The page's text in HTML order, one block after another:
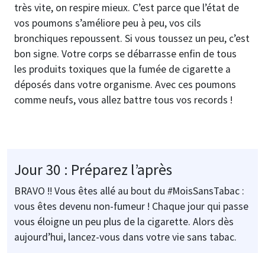
très vite, on respire mieux. C’est parce que l’état de
vos poumons s’améliore peu à peu, vos cils
bronchiques repoussent. Si vous toussez un peu, c’est
bon signe. Votre corps se débarrasse enfin de tous
les produits toxiques que la fumée de cigarette a
déposés dans votre organisme. Avec ces poumons
comme neufs, vous allez battre tous vos records !
Jour 30 : Préparez l’après
BRAVO !! Vous êtes allé au bout du #MoisSansTabac :
vous êtes devenu non-fumeur ! Chaque jour qui passe
vous éloigne un peu plus de la cigarette. Alors dès
aujourd’hui, lancez-vous dans votre vie sans tabac.